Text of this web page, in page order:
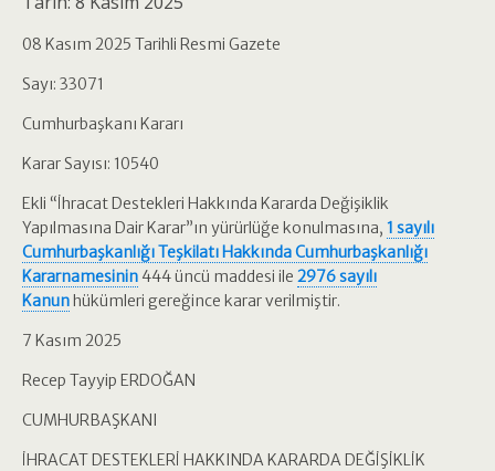
08 Kasım 2025 Tarihli Resmi Gazete
Sayı: 33071
Cumhurbaşkanı Kararı
Karar Sayısı: 10540
Ekli “İhracat Destekleri Hakkında Kararda Değişiklik
Yapılmasına Dair Karar”ın yürürlüğe konulmasına, 1 sayılı
Cumhurbaşkanlığı Teşkilatı Hakkında Cumhurbaşkanlığı
Kararnamesinin 444 üncü maddesi ile 2976 sayılı
Kanunhükümleri gereğince karar verilmiştir.
7 Kasım 2025
Recep Tayyip ERDOĞAN
CUMHURBAŞKANI
İHRACAT DESTEKLERİ HAKKINDA KARARDA DEĞİŞİKLİK